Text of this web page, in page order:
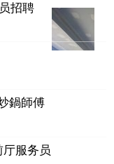
招聘
鍋師傅
服务员